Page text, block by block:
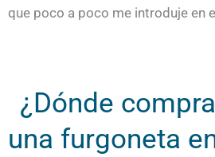
que poco a poco me introduje en
¿Dónde
una furgoneta